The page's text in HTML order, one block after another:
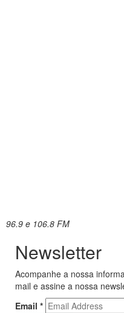
96.9 e 106.8 FM
Newsletter
Acompanhe a nossa
mail e assine a nossa
Email *